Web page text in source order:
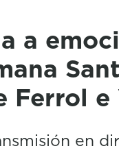
a
Ferrol
en